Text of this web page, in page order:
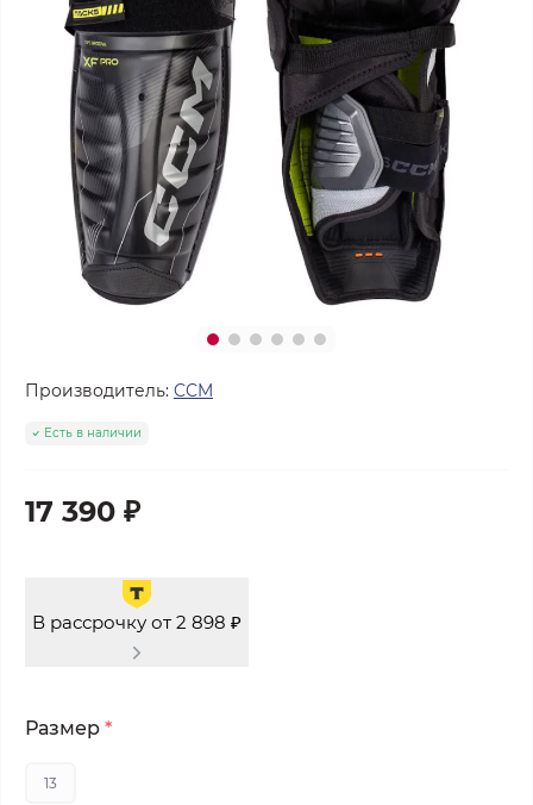
Производитель: CCM
Есть в наличии
17 390 ₽
В рассрочку от 2 898 ₽
Размер *
13